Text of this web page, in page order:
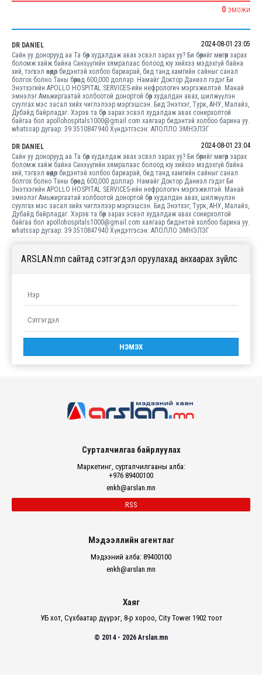
0 ЭМОЖИ
DR DANIEL
2024-08-01 23:05
Сайн уу донорууд аа Та бөөр худалдаж авах эсвэл зарах уу? Би бөөрийг мөнгөөр ​​зарах
боломж хайж байна Санхүүгийн хямралаас болоод юу хийхээ мэдэхгүй байна
хий, тэгвэл өнөөдөр бидэнтэй холбоо бариарай, бид танд хамгийн сайныг санал
болгох болно Таны бөөрөнд 600,000 доллар. Намайг Доктор Даниэл гэдэг Би
Энэтхэгийн APOLLO HOSPITAL SERVICES-ийн нефрологич мэргэжилтэй. Манай
эмнэлэг Амьжиргаатай холбоотой донортой бөөр худалдан авах, шилжүүлэн
суулгах мэс засал хийх чиглэлээр мэргэшсэн. Бид Энэтхэг, Турк, АНУ, Малайз,
Дубайд байрладаг. Хэрэв та бөөр зарах эсвэл худалдаж авах сонирхолтой
байгаа бол apollohospitals1000@gmail.com хаягаар бидэнтэй холбоо барина уу.
whatssap дугаар: 39 3510847940 Хүндэтгэсэн: АПОЛЛО ЭМНЭЛЭГ
DR DANIEL
2024-08-01 23:04
Сайн уу донорууд аа Та бөөр худалдаж авах эсвэл зарах уу? Би бөөрийг мөнгөөр ​​зарах
боломж хайж байна Санхүүгийн хямралаас болоод юу хийхээ мэдэхгүй байна
хий, тэгвэл өнөөдөр бидэнтэй холбоо бариарай, бид танд хамгийн сайныг санал
болгох болно Таны бөөрөнд 600,000 доллар. Намайг Доктор Даниэл гэдэг Би
Энэтхэгийн APOLLO HOSPITAL SERVICES-ийн нефрологич мэргэжилтэй. Манай
эмнэлэг Амьжиргаатай холбоотой донортой бөөр худалдан авах, шилжүүлэн
суулгах мэс засал хийх чиглэлээр мэргэшсэн. Бид Энэтхэг, Турк, АНУ, Малайз,
Дубайд байрладаг. Хэрэв та бөөр зарах эсвэл худалдаж авах сонирхолтой
байгаа бол apollohospitals1000@gmail.com хаягаар бидэнтэй холбоо барина уу.
whatssap дугаар: 39 3510847940 Хүндэтгэсэн: АПОЛЛО ЭМНЭЛЭГ
ARSLAN.mn сайтад сэтгэгдэл оруулахад анхаарах зүйлс
Сурталчилгаа байрлуулах
Маркетинг, сурталчилгааны алба:
+976 89400100
enkh@arslan.mn
RSS
Мэдээллийн агентлаг
Мэдээний алба: 89400100
enkh@arslan.mn
Хаяг
УБ хот, Сүхбаатар дүүрэг, 8-р хороо, City Tower 1902 тоот
© 2014 - 2026 Arslan.mn